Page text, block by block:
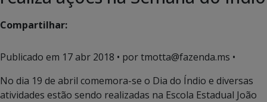
Compartilhar:
Publicado em 17 abr 2018 • por tmotta@fazenda.ms •
No dia 19 de abril comemora-se o Dia do Índio e diversas
atividades estão sendo realizadas na Escola Estadual João